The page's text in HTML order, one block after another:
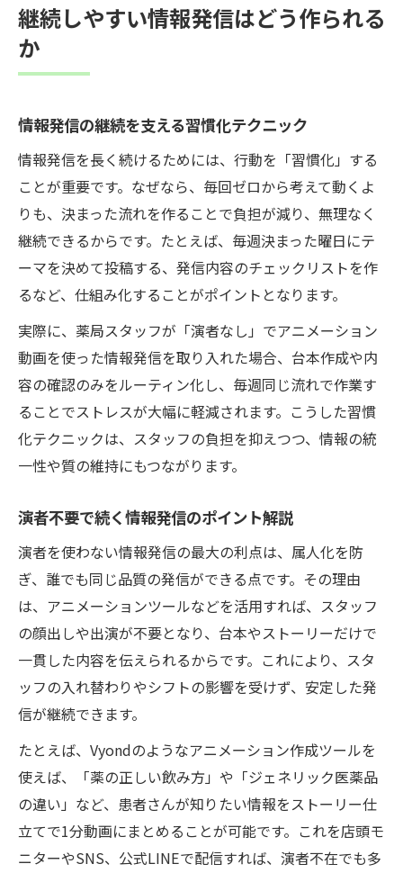
継続しやすい情報発信はどう作られる
か
情報発信の継続を支える習慣化テクニック
情報発信を長く続けるためには、行動を「習慣化」する
ことが重要です。なぜなら、毎回ゼロから考えて動くよ
りも、決まった流れを作ることで負担が減り、無理なく
継続できるからです。たとえば、毎週決まった曜日にテ
ーマを決めて投稿する、発信内容のチェックリストを作
るなど、仕組み化することがポイントとなります。
実際に、薬局スタッフが「演者なし」でアニメーション
動画を使った情報発信を取り入れた場合、台本作成や内
容の確認のみをルーティン化し、毎週同じ流れで作業す
ることでストレスが大幅に軽減されます。こうした習慣
化テクニックは、スタッフの負担を抑えつつ、情報の統
一性や質の維持にもつながります。
演者不要で続く情報発信のポイント解説
演者を使わない情報発信の最大の利点は、属人化を防
ぎ、誰でも同じ品質の発信ができる点です。その理由
は、アニメーションツールなどを活用すれば、スタッフ
の顔出しや出演が不要となり、台本やストーリーだけで
一貫した内容を伝えられるからです。これにより、スタ
ッフの入れ替わりやシフトの影響を受けず、安定した発
信が継続できます。
たとえば、Vyondのようなアニメーション作成ツールを
使えば、「薬の正しい飲み方」や「ジェネリック医薬品
の違い」など、患者さんが知りたい情報をストーリー仕
立てで1分動画にまとめることが可能です。これを店頭モ
ニターやSNS、公式LINEで配信すれば、演者不在でも多